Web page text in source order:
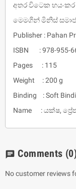
අතර විටෙක භයංකර
මෙමගින් මිනිස්
Publisher : Pahan
ISBN : 978-955-
Pages : 115
Weight : 200 g
Binding : Soft
Name : යක්ෂ,
chat Comments
No customer reviews